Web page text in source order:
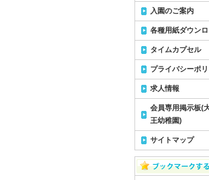
入園のご案内
各種用紙ダウン
タイムカプセル
プライバシーポ
求人情報
会員専用掲示板(
王幼稚園)
サイトマップ